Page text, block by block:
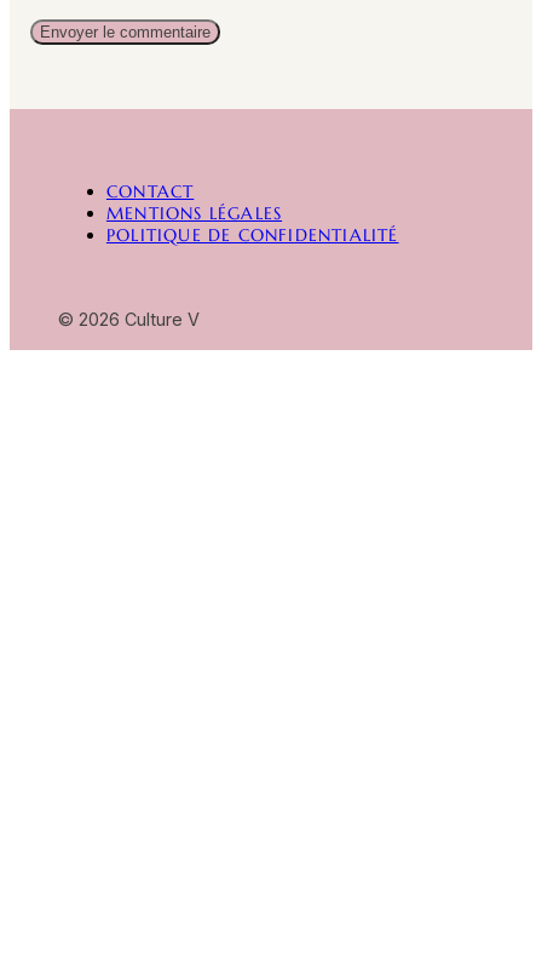
CONTACT
MENTIONS LÉGALES
POLITIQUE DE CONFIDENTIALITÉ
© 2026 Culture V